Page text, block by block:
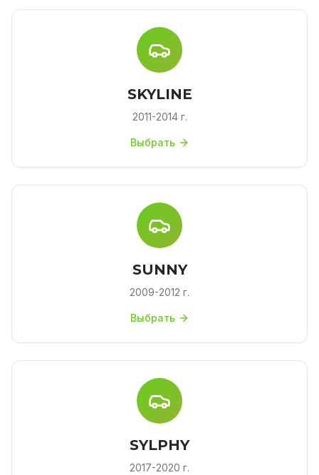
SKYLINE
2011-2014 г.
Выбрать
SUNNY
2009-2012 г.
Выбрать
SYLPHY
2017-2020 г.